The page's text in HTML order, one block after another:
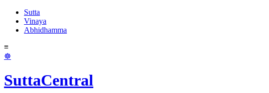
Sutta
Vinaya
Abhidhamma
≡
☸
SuttaCentral